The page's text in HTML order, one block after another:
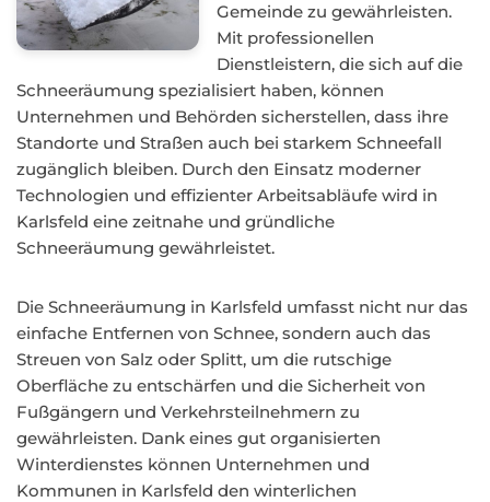
Gemeinde zu gewährleisten.
Mit professionellen
Dienstleistern, die sich auf die
Schneeräumung spezialisiert haben, können
Unternehmen und Behörden sicherstellen, dass ihre
Standorte und Straßen auch bei starkem Schneefall
zugänglich bleiben. Durch den Einsatz moderner
Technologien und effizienter Arbeitsabläufe wird in
Karlsfeld eine zeitnahe und gründliche
Schneeräumung gewährleistet.
Die Schneeräumung in Karlsfeld umfasst nicht nur das
einfache Entfernen von Schnee, sondern auch das
Streuen von Salz oder Splitt, um die rutschige
Oberfläche zu entschärfen und die Sicherheit von
Fußgängern und Verkehrsteilnehmern zu
gewährleisten. Dank eines gut organisierten
Winterdienstes können Unternehmen und
Kommunen in Karlsfeld den winterlichen